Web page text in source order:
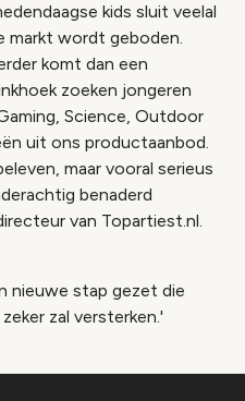
kids sluit veelal
markt wordt geboden.
komt dan een
zoeken jongeren
Science, Outdoor
uit ons productaanbod.
maar vooral serieus
benaderd
van Topartiest.nl.
nieuwe stap gezet die
zal versterken.'